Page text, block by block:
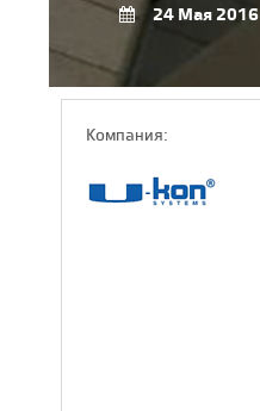
24 Мая 2016
Компaния: